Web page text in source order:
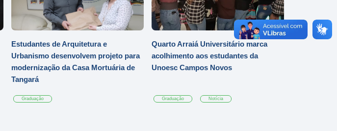
Estudantes de Arquitetura e
Urbanismo desenvolvem projeto para
modernização da Casa Mortuária de
Tangará
Graduação
Quarto Arraiá Universitário marca
acolhimento aos estudantes da
Unoesc Campos Novos
Graduação Notícia